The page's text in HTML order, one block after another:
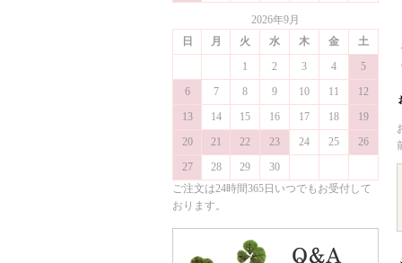
2026年9月
日
月 火 水 木 金
土
1
2 3 4
5
6
7 8 9 10 11
12
13
14 15 16 17 18
19
20
21 22 23 24 25
26
27
28 29
30
ご注文は24時間365日いつでもお受付して
おります。